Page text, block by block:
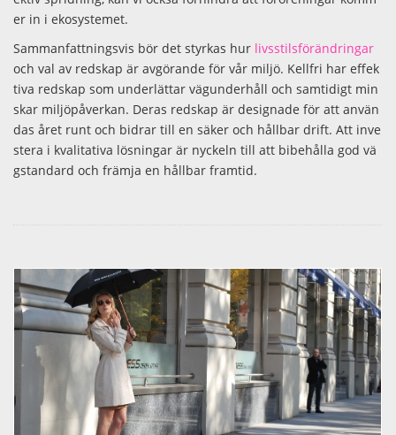
er in i ekosystemet​.
Sammanfattningsvis bör det styrkas hur livsstilsförändringar
och val av redskap är avgörande för vår miljö. Kellfri har effek
tiva redskap som underlättar vägunderhåll och samtidigt min
skar miljöpåverkan. Deras redskap är designade för att använ
das året runt och bidrar till en säker och hållbar drift. Att inve
stera i kvalitativa lösningar är nyckeln till att bibehålla god vä
gstandard och främja en hållbar framtid.